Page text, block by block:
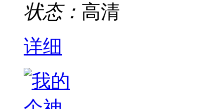
状态： 高清
详细